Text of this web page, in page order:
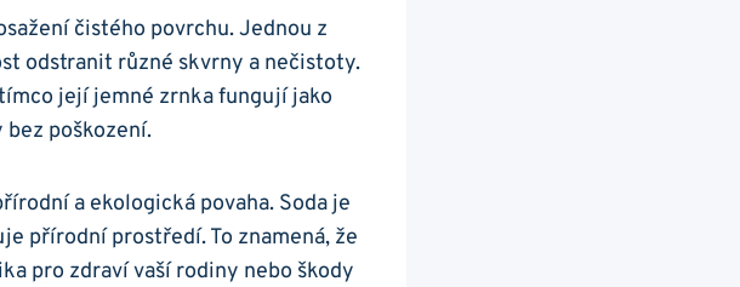
čistého povrchu. Jednou z
odstranit různé skvrny a nečistoty.
její jemné zrnka fungují jako
poškození.
a ekologická povaha. Soda je
přírodní prostředí. To znamená, že
pro zdraví vaší rodiny nebo škody